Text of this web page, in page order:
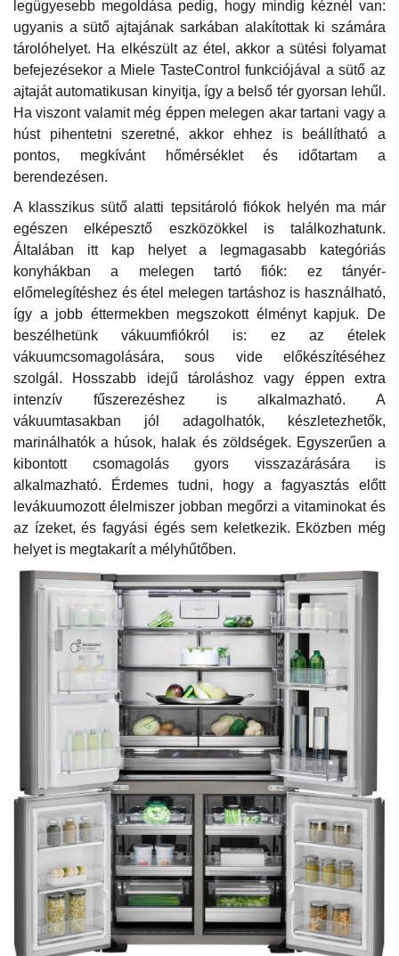
legügyesebb megoldása pedig, hogy mindig kéznél van:
ugyanis a sütő ajtajának sarkában alakítottak ki számára
tárolóhelyet. Ha elkészült az étel, akkor a sütési folyamat
befejezésekor a Miele TasteControl funkciójával a sütő az
ajtaját automatikusan kinyitja, így a belső tér gyorsan lehűl.
Ha viszont valamit még éppen melegen akar tartani vagy a
húst pihentetni szeretné, akkor ehhez is beállítható a
pontos, megkívánt hőmérséklet és időtartam a
berendezésen.
A klasszikus sütő alatti tepsitároló fiókok helyén ma már
egészen elképesztő eszközökkel is találkozhatunk.
Általában itt kap helyet a legmagasabb kategóriás
konyhákban a melegen tartó fiók: ez tányér-
előmelegítéshez és étel melegen tartáshoz is használható,
így a jobb éttermekben megszokott élményt kapjuk. De
beszélhetünk vákuumfiókról is: ez az ételek
vákuumcsomagolására, sous vide előkészítéséhez
szolgál. Hosszabb idejű tároláshoz vagy éppen extra
intenzív fűszerezéshez is alkalmazható. A
vákuumtasakban jól adagolhatók, készletezhetők,
marinálhatók a húsok, halak és zöldségek. Egyszerűen a
kibontott csomagolás gyors visszazárására is
alkalmazható. Érdemes tudni, hogy a fagyasztás előtt
levákuumozott élelmiszer jobban megőrzi a vitaminokat és
az ízeket, és fagyási égés sem keletkezik. Eközben még
helyet is megtakarít a mélyhűtőben.